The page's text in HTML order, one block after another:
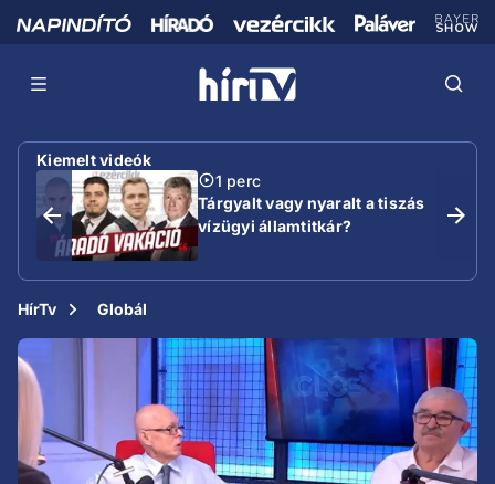
Kiemelt videók
1 perc
Tárgyalt vagy nyaralt a tiszás
vízügyi államtitkár?
HírTv Globál